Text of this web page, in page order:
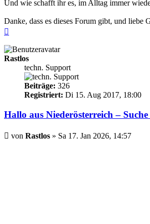
Und wie schafft ihr es, im Alltag immer
Danke, dass es dieses Forum gibt, und liebe
Rastlos
techn. Support
Beiträge: 326
Registriert: Di 15. Aug 2017, 18:00
Hallo aus Niederösterreich –
Beitrag
von Rastlos » Sa 17. Jan 2026, 14:57